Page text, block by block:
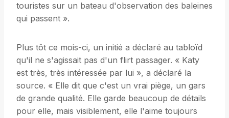
touristes sur un bateau d'observation des baleines
qui passent ».
Plus tôt ce mois-ci, un initié a déclaré au tabloïd
qu'il ne s'agissait pas d'un flirt passager. « Katy
est très, très intéressée par lui », a déclaré la
source. « Elle dit que c'est un vrai piège, un gars
de grande qualité. Elle garde beaucoup de détails
pour elle, mais visiblement, elle l'aime toujours